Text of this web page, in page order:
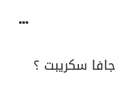
جافا سكريبت ؟